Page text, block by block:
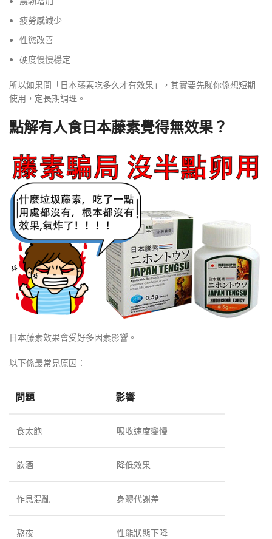
疲勞感減少
性慾改善
硬度慢慢穩定
所以如果問「日本藤素吃多久才有效果」，其實要先睇你係想短期
使用，定長期調理。
點解有人食日本藤素覺得無效果？
日本藤素效果會受好多因素影響。
以下係最常見原因：
問題 影響
食太飽 吸收速度變慢
飲酒 降低效果
作息混亂 身體代謝差
熬夜 性能狀態下降